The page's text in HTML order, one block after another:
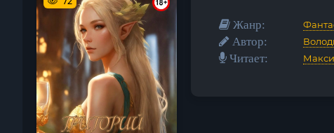
Жанр:
Автор:
Читает: